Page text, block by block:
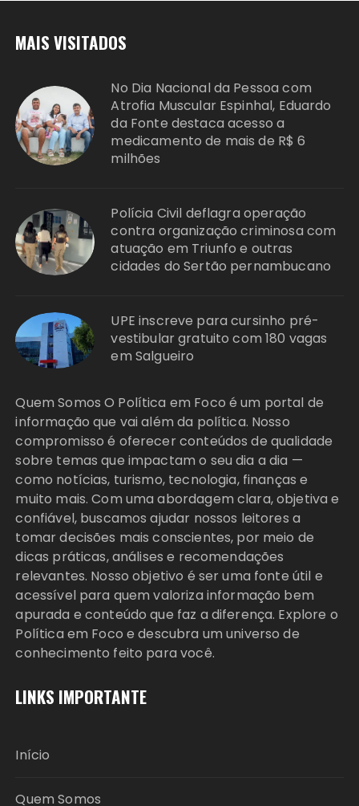
MAIS VISITADOS
No Dia Nacional da Pessoa com
Atrofia Muscular Espinhal, Eduardo
da Fonte destaca acesso a
medicamento de mais de R$ 6
milhões
Polícia Civil deflagra operação
contra organização criminosa com
atuação em Triunfo e outras
cidades do Sertão pernambucano
UPE inscreve para cursinho pré-
vestibular gratuito com 180 vagas
em Salgueiro
Quem Somos O Política em Foco é um portal de
informação que vai além da política. Nosso
compromisso é oferecer conteúdos de qualidade
sobre temas que impactam o seu dia a dia —
como notícias, turismo, tecnologia, finanças e
muito mais. Com uma abordagem clara, objetiva e
confiável, buscamos ajudar nossos leitores a
tomar decisões mais conscientes, por meio de
dicas práticas, análises e recomendações
relevantes. Nosso objetivo é ser uma fonte útil e
acessível para quem valoriza informação bem
apurada e conteúdo que faz a diferença. Explore o
Política em Foco e descubra um universo de
conhecimento feito para você.
LINKS IMPORTANTE
Início
Quem Somos